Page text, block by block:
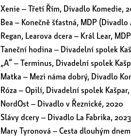
Xenie – Třetí Řím, Divadlo Komedie,
Bea – Konečně šťastná, MDP (Divadlo
Regan, Learova dcera – Král Lear,
Taneční hodina – Divadelní spolek
„A“ – Terminus, Divadelní spolek
Matka – Mezi náma dobrý, Divadlo
Róza – Opilí, Divadelní spolek Kašpar,
NordOst – Divadlo v Řeznické, 2020
Slávy dcery – Divadlo La Fabrika, 2023
Mary Tyronová – Cesta dlouhým